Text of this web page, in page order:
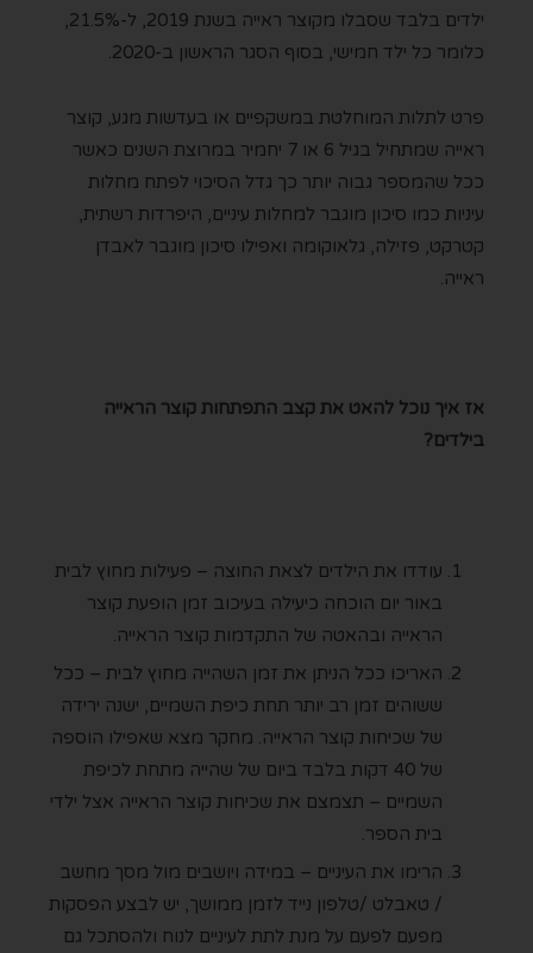
ילדים בלבד שסבלו מקוצר ראייה בשנת 2019, ל-21.5%,
כלומר כל ילד חמישי, בסוף הסגר הראשון ב-2020.
פרט לתלות המוחלטת במשקפיים או בעדשות מגע, קוצר
ראייה שמתחיל בגיל 6 או 7 יחמיר במרוצת השנים כאשר
ככל שהמספר גבוה יותר כך גדל הסיכוי לפתח מחלות
עיניות כמו סיכון מוגבר למחלות עיניים, היפרדות רשתית,
קטרקט, פזילה, גלאוקומה ואפילו סיכון מוגבר לאבדן
ראייה.
אז איך נוכל להאט את קצב התפתחות קוצר הראייה
בילדים?
עודדו את הילדים לצאת החוצה – פעילות מחוץ לבית
באור יום הוכחה כיעילה בעיכוב זמן הופעת קוצר
הראייה ובהאטה של התקדמות קוצר הראייה.
האריכו ככל הניתן את זמן השהייה מחוץ לבית – ככל
ששוהים זמן רב יותר תחת כיפת השמיים, ישנה ירידה
של שכיחות קוצר הראייה. מחקר מצא שאפילו הוספה
של 40 דקות בלבד ביום של שהייה מתחת לכיפת
השמיים – תצמצם את שכיחות קוצר הראייה אצל ילדי
בית הספר.
הרימו את העיניים – במידה ויושבים מול מסך מחשב
/ טאבלט /טלפון נייד לזמן ממושך, יש לבצע הפסקות
מפעם לפעם על מנת לתת לעיניים לנוח ולהסתכל גם